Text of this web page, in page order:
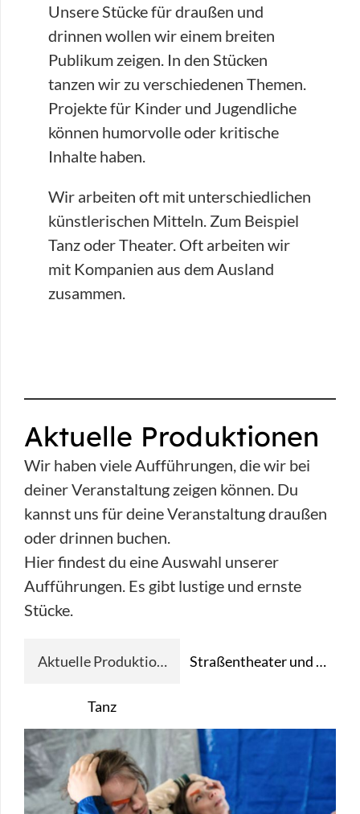
Unsere Stücke für draußen und
drinnen wollen wir einem breiten
Publikum zeigen. In den Stücken
tanzen wir zu verschiedenen Themen.
Projekte für Kinder und Jugendliche
können humorvolle oder kritische
Inhalte haben.
Wir arbeiten oft mit unterschiedlichen
künstlerischen Mitteln. Zum Beispiel
Tanz oder Theater. Oft arbeiten wir
mit Kompanien aus dem Ausland
zusammen.
Aktuelle Produktionen
Wir haben viele Aufführungen, die wir bei
deiner Veranstaltung zeigen können. Du
kannst uns für deine Veranstaltung draußen
oder drinnen buchen.
Hier findest du eine Auswahl unserer
Aufführungen. Es gibt lustige und ernste
Stücke.
Aktuelle Produktionen Straßentheater und mehr
Tanz